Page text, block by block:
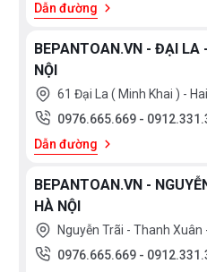
Dẫn đường
BEPANTOAN.VN - ĐẠI LA
NỘI
61 Đại La ( Minh Khai ) -
0976.665.669 -
Dẫn đường
BEPANTOAN.VN -
HÀ NỘI
Nguyễn Trãi - Thanh Xuân
0976.665.669 -